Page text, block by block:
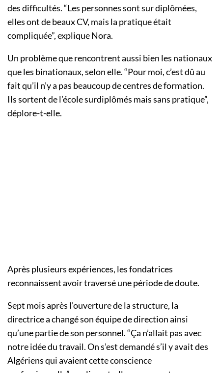
des difficultés. “Les personnes sont sur diplômées,
elles ont de beaux CV, mais la pratique était
compliquée”, explique Nora.
Un problème que rencontrent aussi bien les nationaux
que les binationaux, selon elle. “Pour moi, c’est dû au
fait qu’il n’y a pas beaucoup de centres de formation.
Ils sortent de l’école surdiplômés mais sans pratique”,
déplore-t-elle.
Après plusieurs expériences, les fondatrices
reconnaissent avoir traversé une période de doute.
Sept mois après l’ouverture de la structure, la
directrice a changé son équipe de direction ainsi
qu’une partie de son personnel. “Ça n’allait pas avec
notre idée du travail. On s’est demandé s’il y avait des
Algériens qui avaient cette conscience